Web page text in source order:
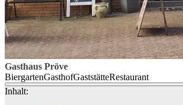
Gasthaus Pröve
BiergartenGasthofGaststätteRestaurant
Inhalt: